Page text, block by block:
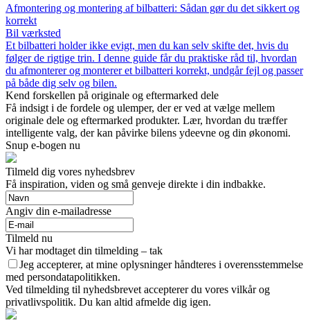
Afmontering og montering af bilbatteri: Sådan gør du det sikkert og
korrekt
Bil værksted
Et bilbatteri holder ikke evigt, men du kan selv skifte det, hvis du
følger de rigtige trin. I denne guide får du praktiske råd til, hvordan
du afmonterer og monterer et bilbatteri korrekt, undgår fejl og passer
på både dig selv og bilen.
Kend forskellen på originale og eftermarked dele
Få indsigt i de fordele og ulemper, der er ved at vælge mellem
originale dele og eftermarked produkter. Lær, hvordan du træffer
intelligente valg, der kan påvirke bilens ydeevne og din økonomi.
Snup e-bogen nu
Tilmeld dig vores nyhedsbrev
Få inspiration, viden og små genveje direkte i din indbakke.
Angiv din e-mailadresse
Tilmeld nu
Vi har modtaget din tilmelding – tak
Jeg accepterer, at mine oplysninger håndteres i overensstemmelse
med persondatapolitikken.
Ved tilmelding til nyhedsbrevet accepterer du vores vilkår og
privatlivspolitik. Du kan altid afmelde dig igen.